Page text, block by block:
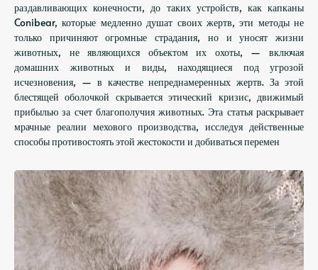
раздавливающих конечности, до таких устройств, как капканы
Conibear, которые медленно душат своих жертв, эти методы не
только причиняют огромные страдания, но и уносят жизни
животных, не являющихся объектом их охоты, — включая
домашних животных и виды, находящиеся под угрозой
исчезновения, — в качестве непреднамеренных жертв. За этой
блестящей оболочкой скрывается этический кризис, движимый
прибылью за счет благополучия животных. Эта статья раскрывает
мрачные реалии мехового производства, исследуя действенные
способы противостоять этой жестокости и добиваться перемен